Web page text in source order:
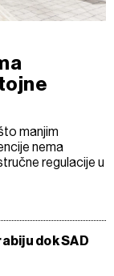
manjim
nema
regulacije u
dok SAD